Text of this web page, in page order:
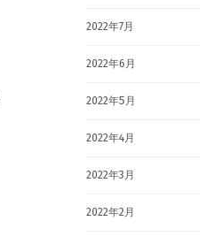
2022年7月
2022年6月
2022年5月
2022年4月
2022年3月
2022年2月